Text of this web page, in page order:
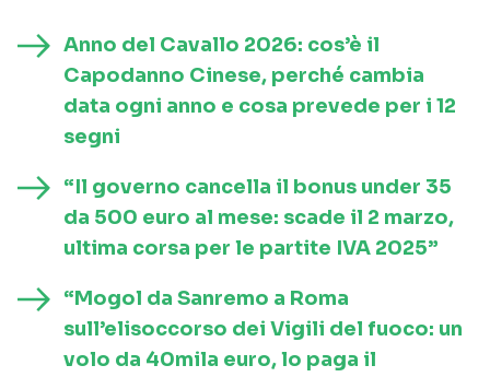
Anno del Cavallo 2026: cos’è il
Capodanno Cinese, perché cambia
data ogni anno e cosa prevede per i 12
segni
“Il governo cancella il bonus under 35
da 500 euro al mese: scade il 2 marzo,
ultima corsa per le partite IVA 2025”
“Mogol da Sanremo a Roma
sull’elisoccorso dei Vigili del fuoco: un
volo da 40mila euro, lo paga il